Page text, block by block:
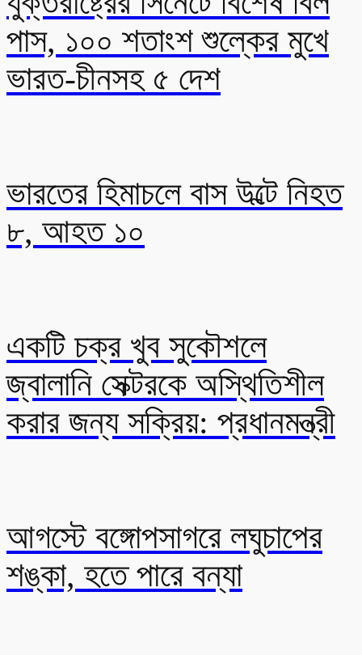
পাস, ১০০ শতাংশ শুল্কের মুখে
ভারত-চীনসহ ৫ দেশ
ভারতের হিমাচলে বাস উল্টে নিহত
৮, আহত ১০
একটি চক্র খুব সুকৌশলে
জ্বালানি সেক্টরকে অস্থিতিশীল
করার জন্য সক্রিয়: প্রধানমন্ত্রী
আগস্টে বঙ্গোপসাগরে লঘুচাপের
শঙ্কা, হতে পারে বন্যা